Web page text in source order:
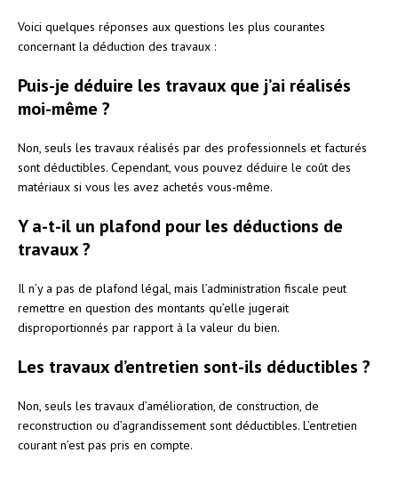
Voici quelques réponses aux questions les plus courantes
concernant la déduction des travaux :
Puis-je déduire les travaux que j’ai réalisés
moi-même ?
Non, seuls les travaux réalisés par des professionnels et facturés
sont déductibles. Cependant, vous pouvez déduire le coût des
matériaux si vous les avez achetés vous-même.
Y a-t-il un plafond pour les déductions de
travaux ?
Il n’y a pas de plafond légal, mais l’administration fiscale peut
remettre en question des montants qu’elle jugerait
disproportionnés par rapport à la valeur du bien.
Les travaux d’entretien sont-ils déductibles ?
Non, seuls les travaux d’amélioration, de construction, de
reconstruction ou d’agrandissement sont déductibles. L’entretien
courant n’est pas pris en compte.